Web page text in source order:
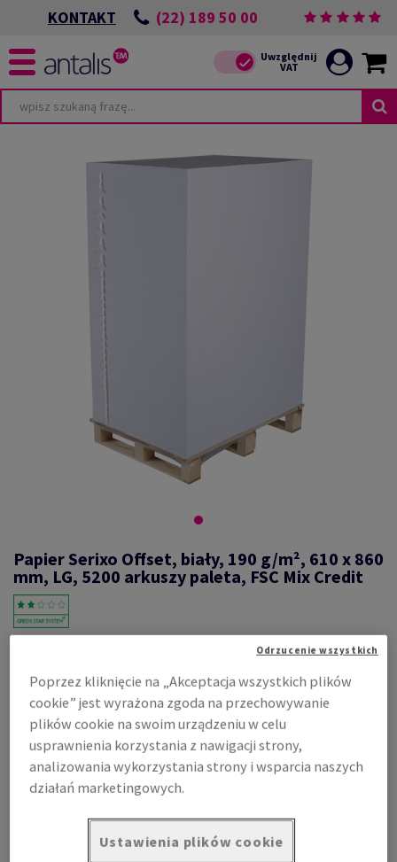
KONTAKT (22) 189 50 00
Papier Serixo Offset, biały, 190 g/m², 610 x 860
mm, LG, 5200 arkuszy paleta, FSC Mix Credit
Serixo, Offset, biały, bezdrzewny ECF, 190g/m2, 610mm x 860mm,
RA1, LG, nieryzowane na pal. 5200 ark., flaga co 200 ark., FSC Mix
Credit
Zobacz dane techniczne
Cena z uwzględnieniem VAT
852,39 zł
Poprzez kliknięcie na „Akceptacja wszystkich plików
cookie” jest wyrażona zgoda na przechowywanie
plików cookie na swoim urządzeniu w celu
usprawnienia korzystania z nawigacji strony,
analizowania wykorzystania strony i wsparcia naszych
działań marketingowych.
Ustawienia plików cookie
Odrzucenie wszystkich